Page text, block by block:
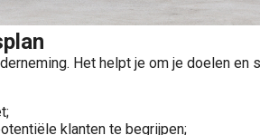
Het helpt je om je doelen
klanten te begrijpen;